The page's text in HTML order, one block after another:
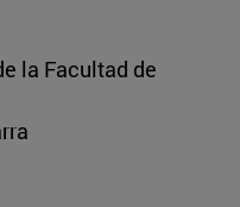
la Facultad de